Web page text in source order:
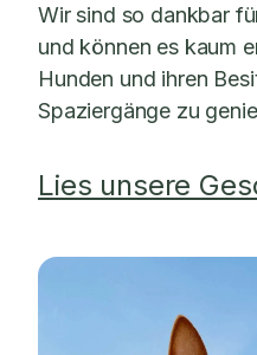
Wir sind so dankbar
und können es kaum
Hunden und ihren
Spaziergänge zu
Lies unsere